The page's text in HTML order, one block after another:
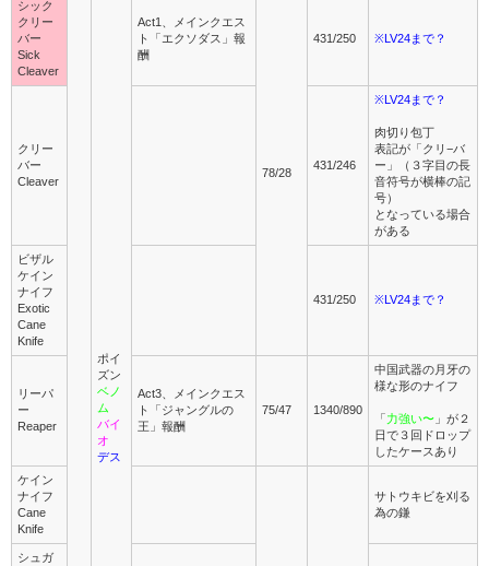
シック
クリー
バー
Sick
Cleaver
ポイ
ズン
ベノ
ム
バイ
オ
デス
Act1、メインクエス
ト「エクソダス」報
酬
78/28
431/250 ※LV24まで？
クリー
バー
Cleaver
431/246
※LV24まで？
肉切り包丁
表記が「クリ−バ
ー」（３字目の長
音符号が横棒の記
号）
となっている場合
がある
ビザル
ケイン
ナイフ
Exotic
Cane
Knife
431/250 ※LV24まで？
リーパ
ー
Reaper
Act3、メインクエス
ト「ジャングルの
王」報酬
75/47 1340/890
中国武器の月牙の
様な形のナイフ
「力強い〜 」が２
日で３回ドロップ
したケースあり
ケイン
ナイフ
Cane
Knife
サトウキビを刈る
為の鎌
シュガ